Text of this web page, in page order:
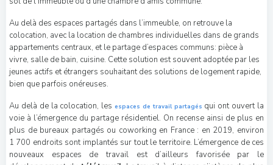
Au delà des espaces partagés dans l’immeuble, on retrouve la
colocation, avec la location de chambres individuelles dans de grands
appartements centraux, et le partage d’espaces communs: pièce à
vivre, salle de bain, cuisine. Cette solution est souvent adoptée par les
jeunes actifs et étrangers souhaitant des solutions de logement rapide,
bien que parfois onéreuses.
Au delà de la colocation, lesespaces de travail partagés qui ont ouvert la
voie à l’émergence du partage résidentiel. On recense ainsi de plus en
plus de bureaux partagés ou coworking en France : en 2019, environ
1 700 endroits sont implantés sur tout le territoire. L’émergence de ces
nouveaux espaces de travail est d’ailleurs favorisée par le